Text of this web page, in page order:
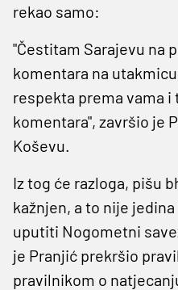
rekao samo:
"Čestitam Sarajevu na
komentara na
respekta prema vama
komentara", završio je
Koševu.
Iz tog će razloga, pišu
kažnjen, a to nije
uputiti Nogometni
je Pranjić prekršio
pravilnikom o